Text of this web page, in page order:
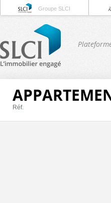
Groupe SLCI
Réf.